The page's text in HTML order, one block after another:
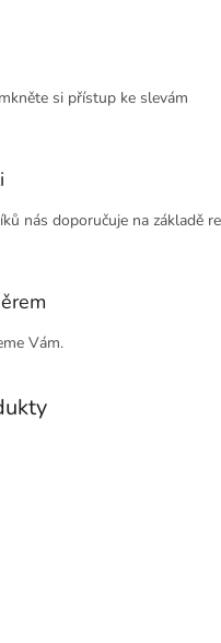
si přístup ke slevám
nás doporučuje na základě
Vám.